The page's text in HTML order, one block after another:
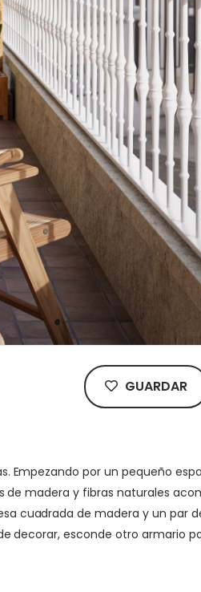
GUARDAR
Empezando por un pequeño
de madera y fibras naturales
cuadrada de madera y un par
decorar, esconde otro armario